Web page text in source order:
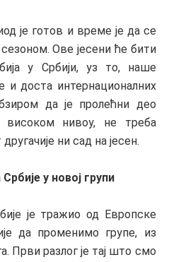
је готов и време је да се
Ове јесени ће бити
у Србији, уз то, наше
и доста интернационалних
да је пролећни део
нивоу, не треба
ни сад на јесен.
у новој групи
је тражио од Европске
да променимо групе, из
Први разлог је тај што смо